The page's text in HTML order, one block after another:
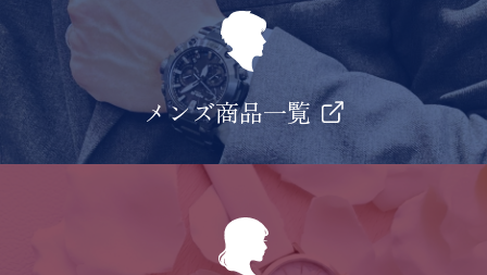
メンズ商品一覧